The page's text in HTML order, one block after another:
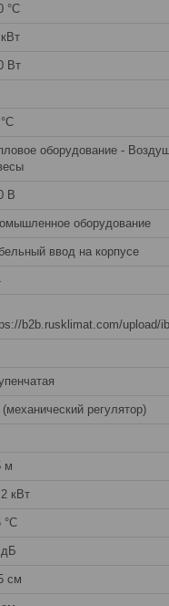
°С
Вт
оборудование -
В
оборудование
ввод на корпусе
b2b.rusklimat.com/upload/
регулятор)
м
кВт
°С
см